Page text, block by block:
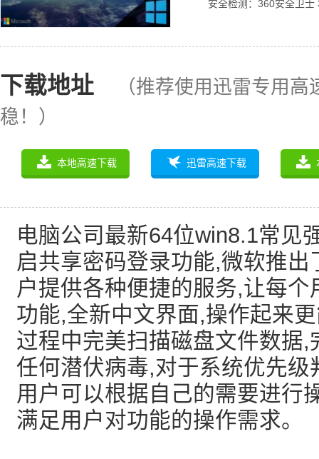
安全检测：360安全卫
下载地址
（推荐使用迅雷专用高
稳！）
本地高速下载 迅雷高速下载
电脑公司最新64位win8.1常见
启共享密码登录功能,微软推
户提供各种便捷的服务,让每
功能,全新中文界面,操作起来
过程中完美扫描磁盘文件数据
任何潜伏病毒,对于系统优先
用户可以根据自己的需要进行
满足用户对功能的操作需求。